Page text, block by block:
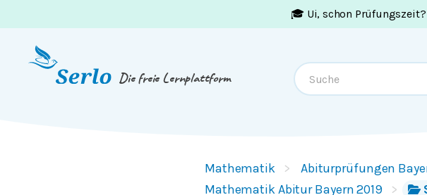
🎓 Ui, schon Prüfungszeit?
Die freie Lernplattform
Mathematik
Abiturprüfungen
Mathematik Abitur Bayern 2019